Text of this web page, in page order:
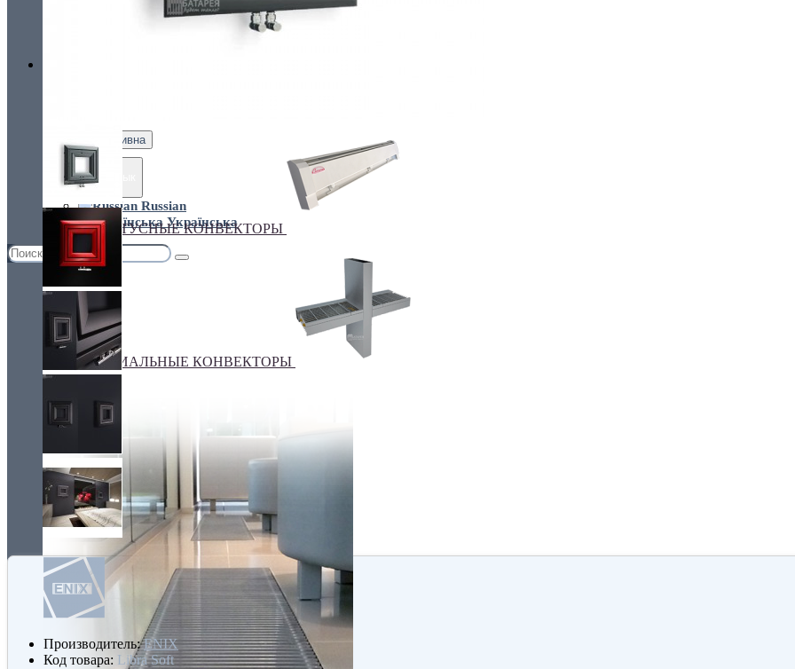
Украина, г.Киев. ул. Кирилловская,160А
грн. Гривна
Russian
Українська
ПЛИНТУСНЫЕ КОНВЕКТОРЫ
СПЕЦИАЛЬНЫЕ КОНВЕКТОРЫ
Производитель:ENIX
Код товара: Libra Soft